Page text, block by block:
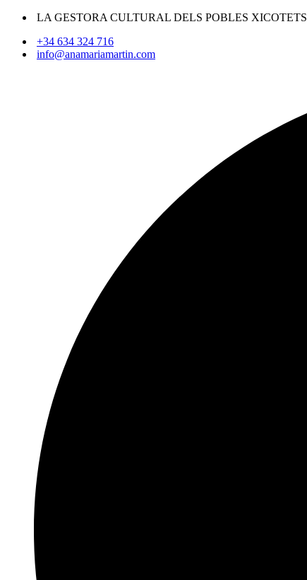
LA GESTORA CULTURAL DELS POBLES XICOTETS
+34 634 324 716
info@anamariamartin.com